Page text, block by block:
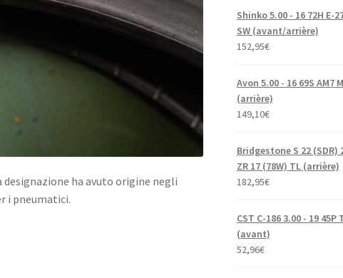
ha avuto origine negli
i pneumatici.
Shinko 5.00 - 16 72H E-
SW (avant/arrière)
152,95€
Avon 5.00 - 16 69S AM7
(arrière)
149,10€
Bridgestone S 22 (SDR)
ZR 17 (78W) TL (arrière)
182,95€
CST C-186 3.00 - 19 45P
(avant)
52,96€